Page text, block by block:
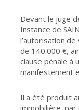
Devant le juge
Instance de
l’autorisation de
de 140.000 €,
clause pénale à
manifestement
Il a été produit
immobilière, par